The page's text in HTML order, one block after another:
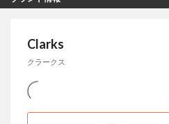
Clarks
クラークス